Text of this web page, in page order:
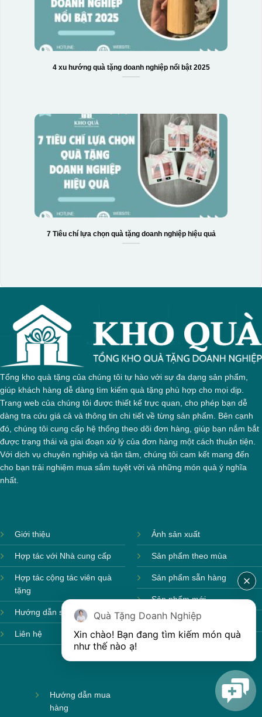
Hộp xi 6 bát cơm
4 xu hướng quà tặng doanh nghiệp nổi bật 2025
7 Tiêu chí lựa chọn quà tặng doanh nghiệp hiệu quả
Tổng kho quà tặng của chúng tôi tự hào với sự đa dạng sản phẩm,
giúp khách hàng dễ dàng tìm kiếm quà tặng phù hợp cho mọi dịp.
Trang web của chúng tôi được thiết kế trực quan, cho phép bạn dễ
dàng tra cứu giá cả và thông tin chi tiết về từng sản phẩm. Bên cạnh
đó, chúng tôi cung cấp hệ thống theo dõi đơn hàng, giúp bạn nắm bắt
được trạng thái và giai đoạn xử lý của đơn hàng một cách thuận tiện.
Với dịch vụ chuyên nghiệp và tận tâm, chúng tôi cam kết mang đến
cho bạn trải nghiệm mua sắm tuyệt vời và những món quà ý nghĩa
nhất.
Giới thiệu
Hợp tác với Nhà cung cấp
Hợp tác cộng tác viên quà
tặng
Hướng dẫn sử dụng
Liên hệ
Ảnh sản xuất
Sản phẩm theo mùa
Sản phẩm sẵn hàng
Sản phẩm mới
Sản phẩm môi trường
Hướng dẫn mua
hàng
Quà Tặng Doanh Nghiệp
Xin chào! Bạn đang tìm kiếm món quà
như thế nào ạ!